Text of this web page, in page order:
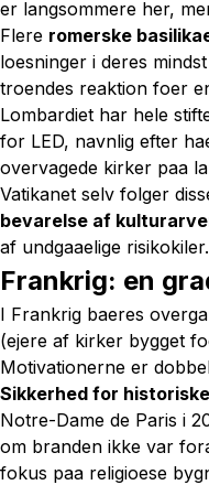
er langsommere her,
Flere romerske
loesninger i deres
troendes reaktion foer
Lombardiet har hele
for LED, navnlig efter
overvagede kirker paa
Vatikanet selv folger
bevarelse af
af undgaaelige risikokiler.
Frankrig: en
I Frankrig baeres
(ejere af kirker bygget
Motivationerne er
Sikkerhed for
Notre-Dame de Paris i
om branden ikke var
fokus paa religioese